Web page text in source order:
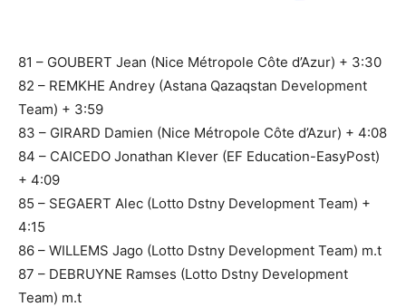
81 – GOUBERT Jean (Nice Métropole Côte d’Azur) + 3:30
82 – REMKHE Andrey (Astana Qazaqstan Development
Team) + 3:59
83 – GIRARD Damien (Nice Métropole Côte d’Azur) + 4:08
84 – CAICEDO Jonathan Klever (EF Education-EasyPost)
+ 4:09
85 – SEGAERT Alec (Lotto Dstny Development Team) +
4:15
86 – WILLEMS Jago (Lotto Dstny Development Team) m.t
87 – DEBRUYNE Ramses (Lotto Dstny Development
Team) m.t